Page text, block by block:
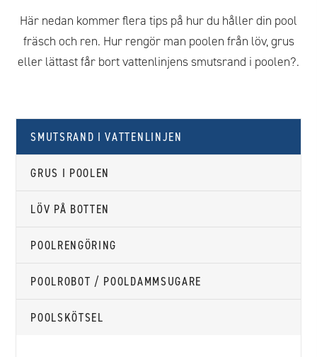
Här nedan kommer flera tips på hur du håller din pool
fräsch och ren. Hur rengör man poolen från löv, grus
eller lättast får bort vattenlinjens smutsrand i poolen?.
SMUTSRAND I VATTENLINJEN
GRUS I POOLEN
LÖV PÅ BOTTEN
POOLRENGÖRING
POOLROBOT / POOLDAMMSUGARE
POOLSKÖTSEL